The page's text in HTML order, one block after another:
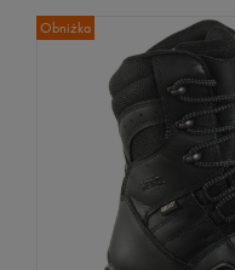
Obniżka